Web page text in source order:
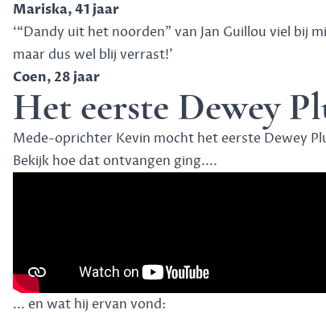
Mariska, 41 jaar
‘“Dandy uit het noorden” van Jan Guillou viel bij
maar dus wel blij verrast!’
Coen, 28 jaar
Het eerste Dewey
Mede-oprichter Kevin mocht het eerste Dewey
Bekijk hoe dat ontvangen ging....
... en wat hij ervan vond: